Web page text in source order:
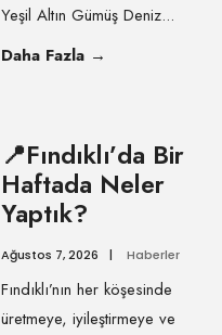
Yeşil Altın Gümüş Deniz...
Daha Fazla →
📍Fındıklı’da Bir
Haftada Neler
Yaptık?
Ağustos 7, 2026 | Haberler
Fındıklı’nın her köşesinde
üretmeye, iyileştirmeye ve